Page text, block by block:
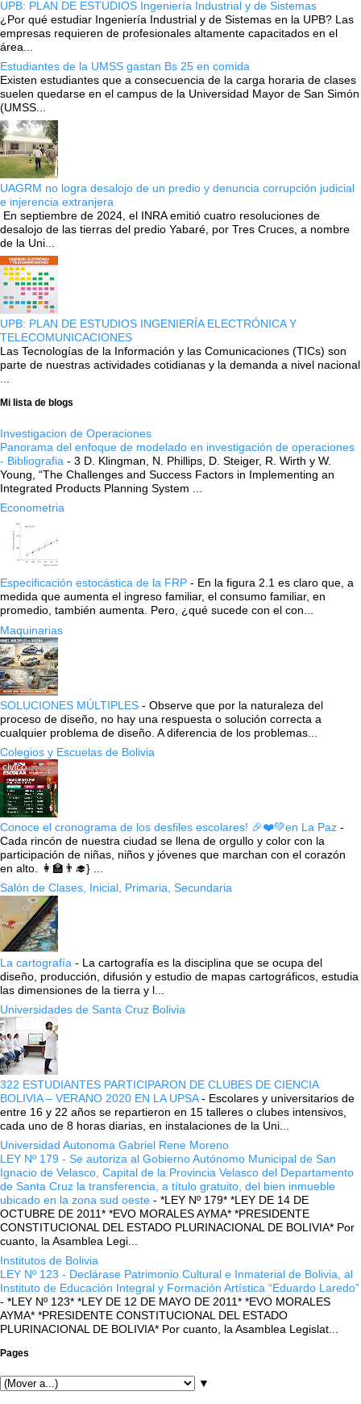
UPB: PLAN DE ESTUDIOS Ingeniería Industrial y de Sistemas
¿Por qué estudiar Ingeniería Industrial y de Sistemas en la UPB? Las
empresas requieren de profesionales altamente capacitados en el
área...
Estudiantes de la UMSS gastan Bs 25 en comida
Existen estudiantes que a consecuencia de la carga horaria de clases
suelen quedarse en el campus de la Universidad Mayor de San Simón
(UMSS...
UAGRM no logra desalojo de un predio y denuncia corrupción judicial
e injerencia extranjera
En septiembre de 2024, el INRA emitió cuatro resoluciones de
desalojo de las tierras del predio Yabaré, por Tres Cruces, a nombre
de la Uni...
UPB: PLAN DE ESTUDIOS INGENIERÍA ELECTRÓNICA Y
TELECOMUNICACIONES
Las Tecnologías de la Información y las Comunicaciones (TICs) son
parte de nuestras actividades cotidianas y la demanda a nivel nacional
Mi lista de blogs
Investigacion de Operaciones
Panorama del enfoque de modelado en investigación de operaciones
- Bibliografia - 3 D. Klingman, N. Phillips, D. Steiger, R. Wirth y W.
Young, “The Challenges and Success Factors in Implementing an
Integrated Products Planning System ...
Econometria
Especificación estocástica de la FRP - En la figura 2.1 es claro que, a
medida que aumenta el ingreso familiar, el consumo familiar, en
promedio, también aumenta. Pero, ¿qué sucede con el con...
Maquinarias
SOLUCIONES MÚLTIPLES - Observe que por la naturaleza del
proceso de diseño, no hay una respuesta o solución correcta a
cualquier problema de diseño. A diferencia de los problemas...
Colegios y Escuelas de Bolivia
Conoce el cronograma de los desfiles escolares! 🎉❤️💚en La Paz -
Cada rincón de nuestra ciudad se llena de orgullo y color con la
participación de niñas, niños y jóvenes que marchan con el corazón
en alto. 👩‍🏫👨‍🎓} ...
Salón de Clases, Inicial, Primaria, Secundaria
La cartografía - La cartografía es la disciplina que se ocupa del
diseño, producción, difusión y estudio de mapas cartográficos, estudia
las dimensiones de la tierra y l...
Universidades de Santa Cruz Bolivia
322 ESTUDIANTES PARTICIPARON DE CLUBES DE CIENCIA
BOLIVIA – VERANO 2020 EN LA UPSA- Escolares y universitarios de
entre 16 y 22 años se repartieron en 15 talleres o clubes intensivos,
cada uno de 8 horas diarias, en instalaciones de la Uni...
Universidad Autonoma Gabriel Rene Moreno
LEY Nº 179 - Se autoriza al Gobierno Autónomo Municipal de San
Ignacio de Velasco, Capital de la Provincia Velasco del Departamento
de Santa Cruz la transferencia, a título gratuito, del bien inmueble
ubicado en la zona sud oeste - *LEY Nº 179* *LEY DE 14 DE
OCTUBRE DE 2011* *EVO MORALES AYMA* *PRESIDENTE
CONSTITUCIONAL DEL ESTADO PLURINACIONAL DE BOLIVIA* Por
cuanto, la Asamblea Legi...
Institutos de Bolivia
LEY Nº 123 - Declárase Patrimonio Cultural e Inmaterial de Bolivia, al
Instituto de Educación Integral y Formación Artística “Eduardo Laredo”
- *LEY Nº 123* *LEY DE 12 DE MAYO DE 2011* *EVO MORALES
AYMA* *PRESIDENTE CONSTITUCIONAL DEL ESTADO
PLURINACIONAL DE BOLIVIA* Por cuanto, la Asamblea Legislat...
Pages
▼